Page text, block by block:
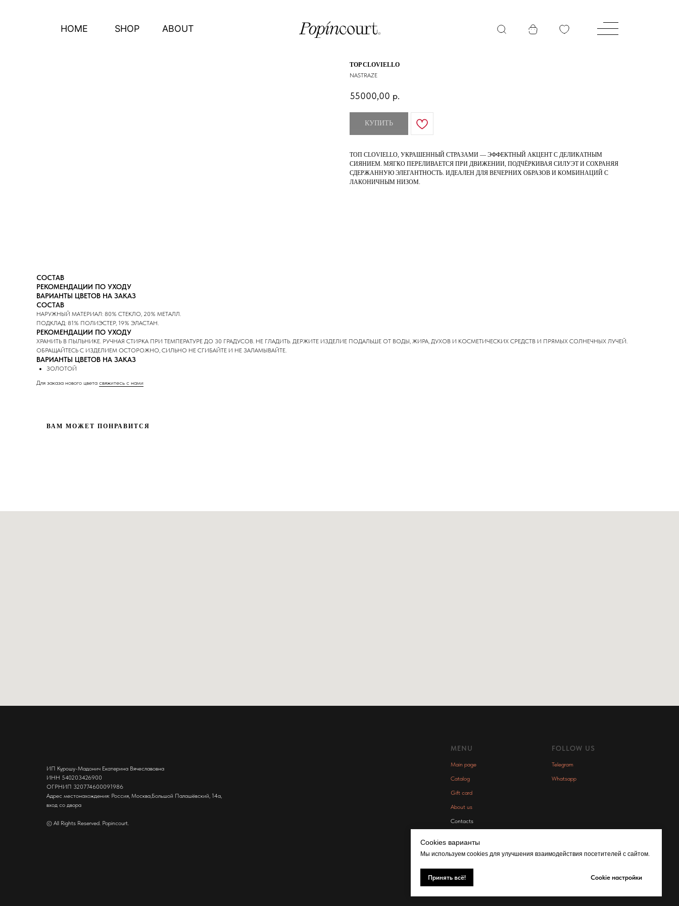
HOME ABOUT
SHOP
TOP CLOVIELLO
NASTRAZE
55000,00 р.
КУПИТЬ
ТОП CLOVIELLO, УКРАШЕННЫЙ СТРАЗАМИ — ЭФФЕКТНЫЙ АКЦЕНТ С ДЕЛИКАТНЫМ
СИЯНИЕМ. МЯГКО ПЕРЕЛИВАЕТСЯ ПРИ ДВИЖЕНИИ, ПОДЧЁРКИВАЯ СИЛУЭТ И СОХРАНЯЯ
СДЕРЖАННУЮ ЭЛЕГАНТНОСТЬ. ИДЕАЛЕН ДЛЯ ВЕЧЕРНИХ ОБРАЗОВ И КОМБИНАЦИЙ С
ЛАКОНИЧНЫМ НИЗОМ.
СОСТАВ
РЕКОМЕНДАЦИИ ПО УХОДУ
ВАРИАНТЫ ЦВЕТОВ НА ЗАКАЗ
СОСТАВ
НАРУЖНЫЙ МАТЕРИАЛ: 80% СТЕКЛО, 20% МЕТАЛЛ.
ПОДКЛАД: 81% ПОЛИЭСТЕР, 19% ЭЛАСТАН.
РЕКОМЕНДАЦИИ ПО УХОДУ
ХРАНИТЬ В ПЫЛЬНИКЕ. РУЧНАЯ СТИРКА ПРИ ТЕМПЕРАТУРЕ ДО 30 ГРАДУСОВ. НЕ ГЛАДИТЬ. ДЕРЖИТЕ ИЗДЕЛИЕ ПОДАЛЬШЕ ОТ ВОДЫ, ЖИРА, ДУХОВ И КОСМЕТИЧЕСКИХ СРЕДСТВ И ПРЯМЫХ СОЛНЕЧНЫХ ЛУЧЕЙ.
ОБРАЩАЙТЕСЬ С ИЗДЕЛИЕМ ОСТОРОЖНО, СИЛЬНО НЕ СГИБАЙТЕ И НЕ ЗАЛАМЫВАЙТЕ.
ВАРИАНТЫ ЦВЕТОВ НА ЗАКАЗ
ЗОЛОТОЙ
⁠Для заказа нового цвета свяжитесь с нами
ВАМ МОЖЕТ ПОНРАВИТСЯ
ИП Курошу-Мадонич Екатерина Вячеславовна
ИНН 540203426900
ОГРНИП 320774600091986
Адрес местонахождения: Россия, Москва,Большой Палашёвский, 14а,
вход со двора
© All Rights Reserved. Popincourt.
MENU
Main page
Catalog
Gift card
About us
Contacts
FOLLOW US
Telegram
Whatsapp
Cookies варианты
Мы используем cookies для улучшения взаимодействия посетителей с сайтом.
Принять всё! Cookie настройки